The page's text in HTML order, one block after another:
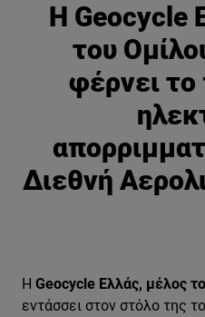
Η Geocycle
του
φέρνει
Διεθνή
Η Geocycle Ελλάς, μέλος
εντάσσει στον στόλο της το